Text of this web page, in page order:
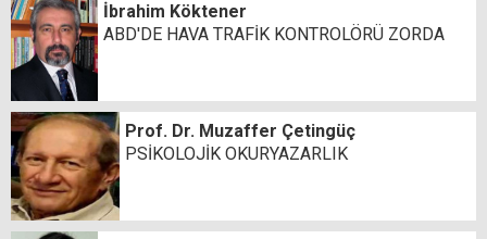
İbrahim Köktener
ABD'DE HAVA TRAFİK KONTROLÖRÜ ZORDA
Prof. Dr. Muzaffer Çetingüç
PSİKOLOJİK OKURYAZARLIK